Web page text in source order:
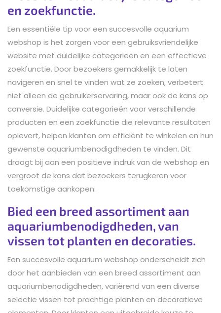
en zoekfunctie.
Een essentiële tip voor een succesvolle aquarium
webshop is het zorgen voor een gebruiksvriendelijke
website met duidelijke categorieën en een effectieve
zoekfunctie. Door bezoekers gemakkelijk te laten
navigeren en snel te vinden wat ze zoeken, verbetert
niet alleen de gebruikerservaring, maar ook de kans op
conversie. Duidelijke categorieën voor verschillende
producten en een zoekfunctie die relevante resultaten
oplevert, helpen klanten om efficiënt te winkelen en hun
gewenste aquariumbenodigdheden te vinden. Dit
draagt bij aan een positieve indruk van de webshop en
vergroot de kans dat bezoekers terugkeren voor
toekomstige aankopen.
Bied een breed assortiment aan
aquariumbenodigdheden, van
vissen tot planten en decoraties.
Een succesvolle aquarium webshop onderscheidt zich
door het aanbieden van een breed assortiment aan
aquariumbenodigdheden, variërend van een diverse
selectie vissen tot prachtige planten en decoratieve